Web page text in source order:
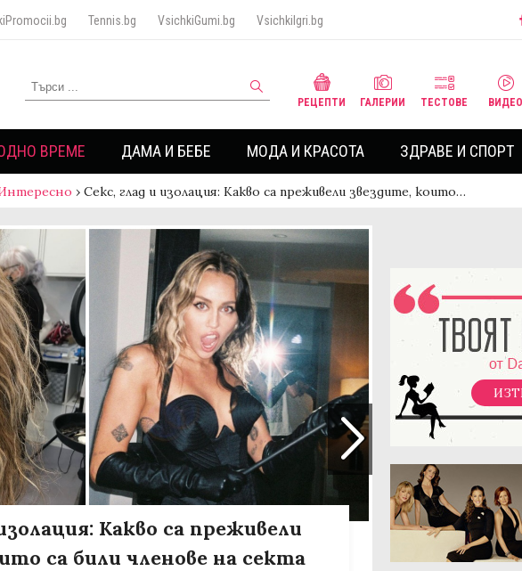
Tennis.bg VsichkiGumi.bg VsichkiIgri.bg
РЕЦЕПТИ ГАЛЕРИИ ТЕСТОВЕ ВИДЕО
ВРЕМЕ ДАМА И БЕБЕ МОДА И КРАСОТА ЗДРАВЕ И СПОРТ
› Секс, глад и изолация: Kакво са преживели звездите, които…
Kакво са преживели
са били членове на секта